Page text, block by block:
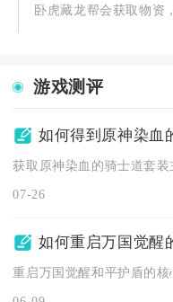
卧虎藏龙帮会获取物资
游戏测评
如何得到原神染血
07-26
如何重启万国觉醒